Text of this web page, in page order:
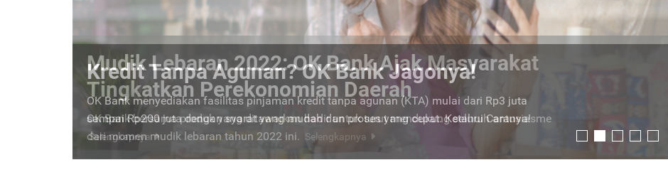
Kredit Tanpa Agunan? OK Bank Jagonya!
OK Bank menyediakan fasilitas pinjaman kredit tanpa agunan (KTA) mulai dari Rp3 juta
sampai Rp200 juta dengan syarat yang mudah dan proses yang cepat. Ketahui Caranya!
Selengkapnya